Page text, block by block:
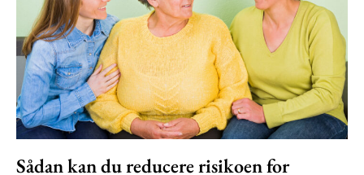
Ut mollis pellentesque tortor
Nullam eu erat condimentum
Donec quis est ac felis
Orci varius natoque dolor
Sådan kan du reducere risikoen for